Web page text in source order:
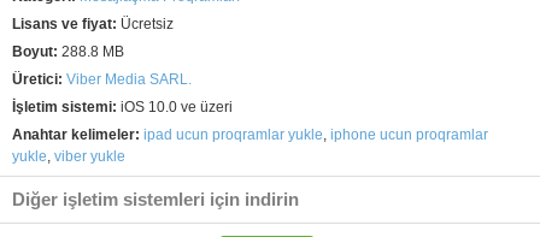
Lisans ve fiyat: Ücretsiz
Boyut: 288.8 MB
Üretici: Viber Media SARL.
İşletim sistemi: iOS 10.0 ve üzeri
Anahtar kelimeler: ipad ucun proqramlar yukle iphone ucun proqramlar
yukle viber yukle
Diğer işletim sistemleri için indirin